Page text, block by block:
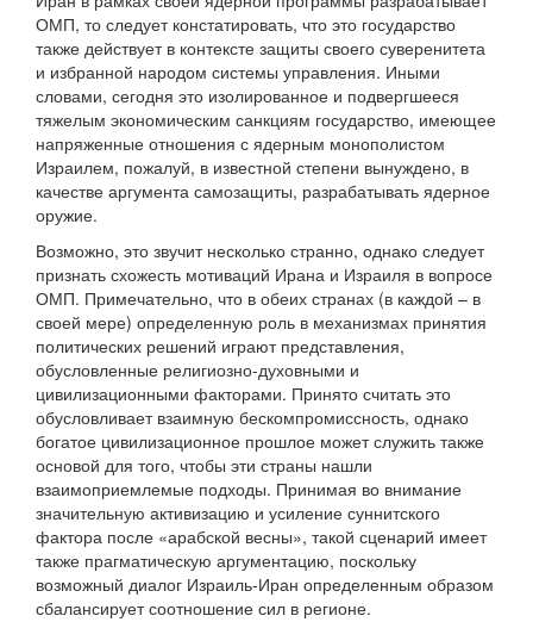
ОМП, то следует констатировать, что это государство
также действует в контексте защиты своего суверенитета
и избранной народом системы управления. Иными
словами, сегодня это изолированное и подвергшееся
тяжелым экономическим санкциям государство, имеющее
напряженные отношения с ядерным монополистом
Израилем, пожалуй, в известной степени вынуждено, в
качестве аргумента самозащиты, разрабатывать ядерное
оружие.
Возможно, это звучит несколько странно, однако следует
признать схожесть мотиваций Ирана и Израиля в вопросе
ОМП. Примечательно, что в обеих странах (в каждой – в
своей мере) определенную роль в механизмах принятия
политических решений играют представления,
обусловленные религиозно-духовными и
цивилизационными факторами. Принято считать это
обусловливает взаимную бескомпромиссность, однако
богатое цивилизационное прошлое может служить также
основой для того, чтобы эти страны нашли
взаимоприемлемые подходы. Принимая во внимание
значительную активизацию и усиление суннитского
фактора после «арабской весны», такой сценарий имеет
также прагматическую аргументацию, поскольку
возможный диалог Израиль-Иран определенным образом
сбалансирует соотношение сил в регионе.